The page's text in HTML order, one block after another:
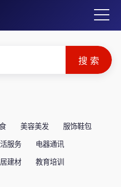
美容美发 服饰鞋包
服务 电器通讯
建材 教育培训